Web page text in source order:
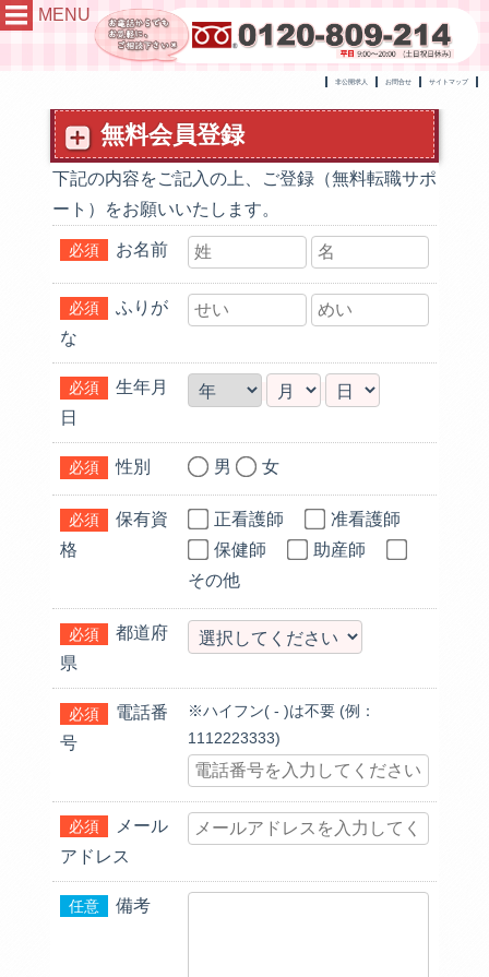
MENU
非公開求人 お問合せ サイトマップ
無料会員登録
下記の内容をご記入の上、ご登録（無料転職サポ
ート）をお願いいたします。
必須 お名前
必須
ふりが
な
必須
生年月
日
必須 性別 男 女
必須
保有資
格
正看護師
准看護師
保健師
助産師
その他
必須
都道府
県
必須
電話番
号
※ハイフン( - )は不要 (例：
1112223333)
必須
メール
アドレス
任意 備考